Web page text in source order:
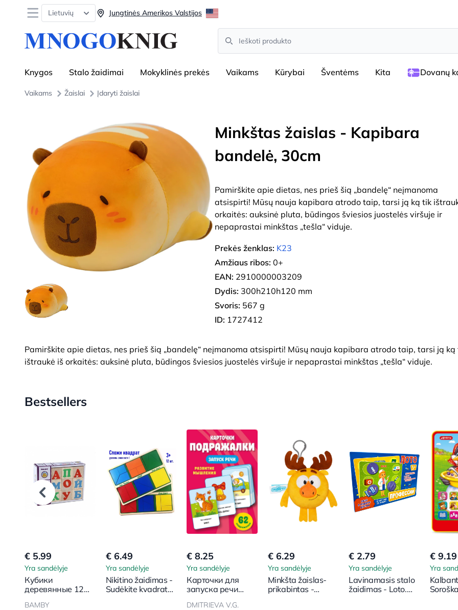
Open menu
Lietuvių Jungtinės Amerikos Valstijos
Search
Knygos Stalo žaidimai Mokyklinės prekės Vaikams Kūrybai Šventėms Kita Dovanų
Vaikams Žaislai Įdaryti žaislai
Minkštas žaislas - Kapibara
bandelė, 30cm
Pamirškite apie dietas, nes prieš šią „bandelę“ neįmanoma
atsispirti! Mūsų nauja kapibara atrodo taip, tarsi ją ką tik
orkaitės: auksinė pluta, būdingos šviesios juostelės viršuje ir
nepaprastai minkštas „tešla“ viduje.
Prekės ženklas: K23
Amžiaus ribos: 0+
EAN: 2910000003209
Dydis: 300h210h120 mm
Svoris: 567 g
ID: 1727412
Pamirškite apie dietas, nes prieš šią „bandelę“ neįmanoma atsispirti! Mūsų nauja kapibara atrodo taip, tarsi ją ką
ištraukė iš orkaitės: auksinė pluta, būdingos šviesios juostelės viršuje ir nepaprastai minkštas „tešla“ viduje.
Bestsellers
€ 5.99
Yra sandėlyje
Кубики
деревянные 12
BAMBY
€ 6.49
Yra sandėlyje
Nikitino žaidimas -
Sudėkite kvadratą,
€ 8.25
Yra sandėlyje
Карточки для
запуска речи
DMITRIEVA V.G.
€ 6.29
Yra sandėlyje
Minkšta žaislas-
prikabintas -
€ 2.79
Yra sandėlyje
Lavinamasis stalo
žaidimas - Loto.
€ 9.19
Yra